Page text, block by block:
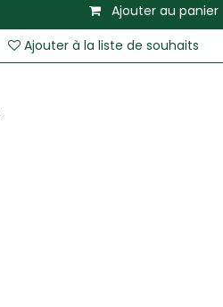
Ajouter au panier
Ajouter à la liste de souhaits